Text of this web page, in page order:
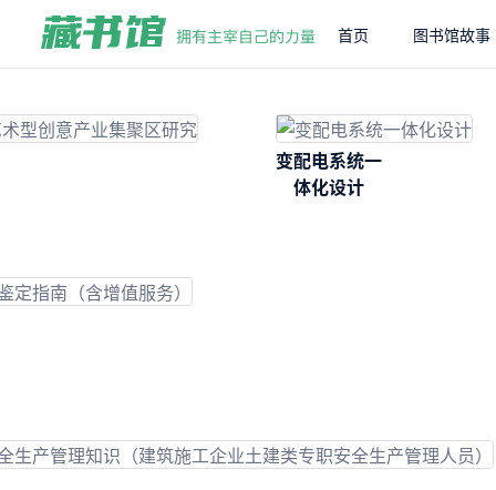
首页 图书馆故事
变配电系统一
体化设计